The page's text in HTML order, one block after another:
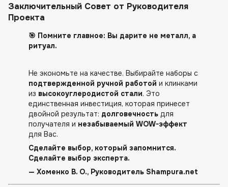
Заключительный Совет от Руководителя
Проекта
🎯 Помните главное: Вы дарите не металл, а
ритуал.
Не экономьте на качестве. Выбирайте наборы с
подтвержденной ручной работой и клинками
из высокоуглеродистой стали. Это
единственная инвестиция, которая принесет
двойной результат: долговечность для
получателя и незабываемый WOW-эффект
для Вас.
Сделайте выбор, который запомнится.
Сделайте выбор эксперта.
— Хоменко В. О., Руководитель Shampura.net